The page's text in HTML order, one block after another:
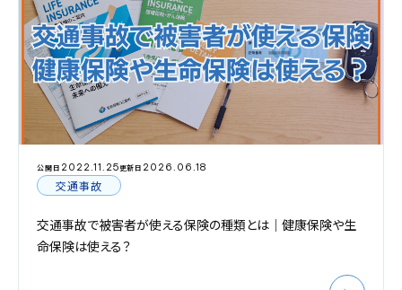
公開日 2022.11.25更新日 2026.06.18
交通事故
交通事故で被害者が使える保険の種類とは｜健康保険や生
命保険は使える？